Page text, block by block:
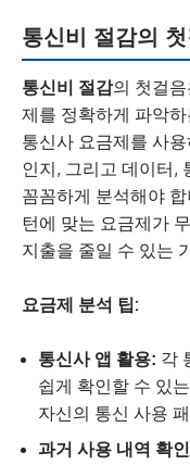
통신비 절감의
통신비 절감의 첫걸
제를 정확하게 파악
통신사 요금제를 사
인지, 그리고 데이터,
꼼꼼하게 분석해야
턴에 맞는 요금제가
지출을 줄일 수 있는
요금제 분석 팁:
통신사 앱 활용: 각
쉽게 확인할 수 있
자신의 통신 사용
과거 사용 내역 확